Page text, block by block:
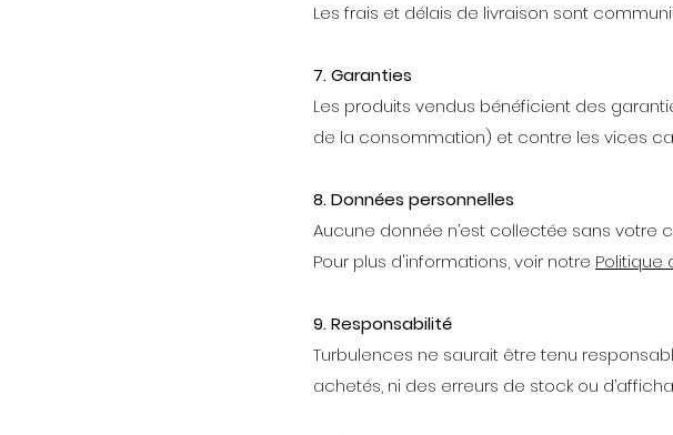
Les frais et délais de livraison sont
7. Garanties
Les produits vendus bénéficient des
de la consommation) et contre les vices
8. Données personnelles
Aucune donnée n’est collectée sans votre
Pour plus d'informations, voir notre Politique
9. Responsabilité
Turbulences ne saurait être tenu
achetés, ni des erreurs de stock ou